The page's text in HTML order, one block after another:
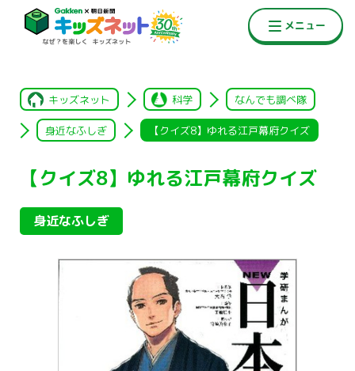
キッズネット 科学 なんでも調べ隊
身近なふしぎ 【クイズ8】ゆれる江戸幕府クイズ
【クイズ8】ゆれる江戸幕府クイズ
身近なふしぎ